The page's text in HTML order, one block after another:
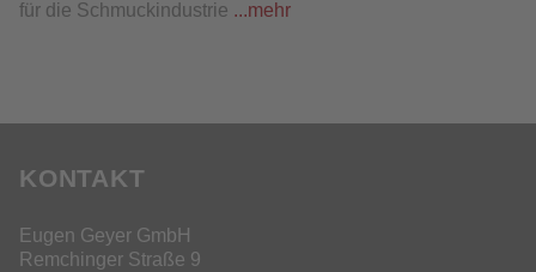
für die Schmuckindustrie ...mehr
KONTAKT
Eugen Geyer GmbH
Remchinger Straße 9